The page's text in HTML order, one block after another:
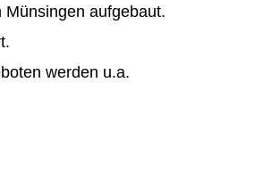
aufgebaut.
werden u.a.